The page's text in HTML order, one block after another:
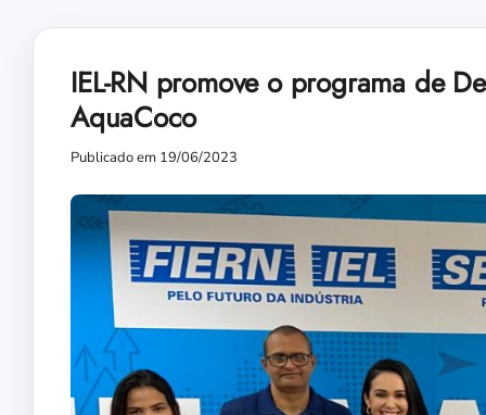
IEL-RN promove o programa de
AquaCoco
Publicado em 19/06/2023